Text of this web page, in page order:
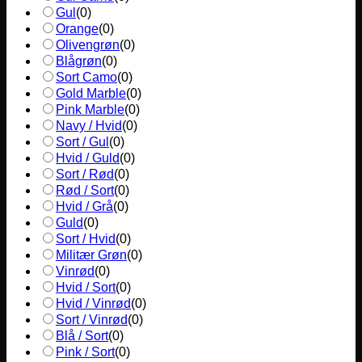
Gul (0)
Orange(0)
Olivengrøn(0)
Blågrøn(0)
Sort Camo(0)
Gold Marble(0)
Pink Marble(0)
Navy / Hvid(0)
Sort / Gul (0)
Hvid / Guld(0)
Sort / Rød(0)
Rød / Sort(0)
Hvid / Grå(0)
Guld(0)
Sort / Hvid(0)
Militær Grøn(0)
Vinrød(0)
Hvid / Sort(0)
Hvid / Vinrød(0)
Sort / Vinrød(0)
Blå / Sort(0)
Pink / Sort(0)